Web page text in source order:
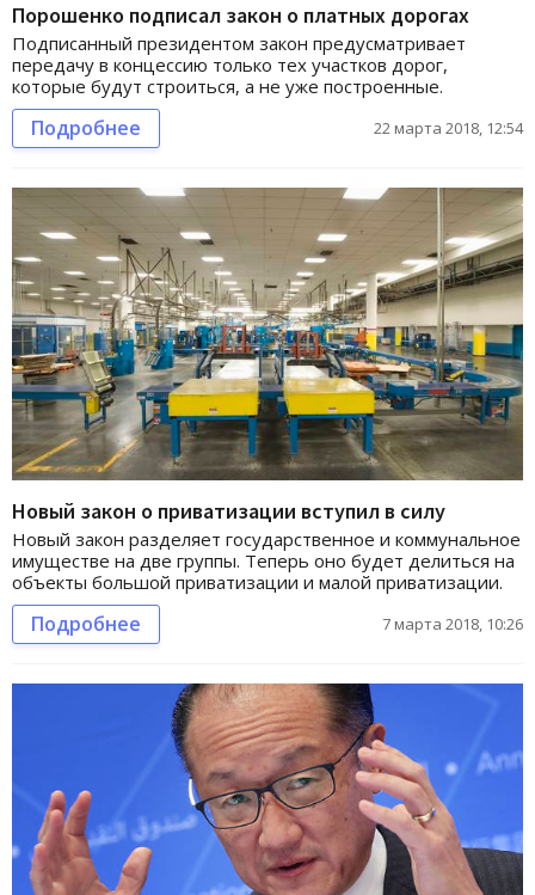
Порошенко подписал закон о платных дорогах
Подписанный президентом закон предусматривает
передачу в концессию только тех участков дорог,
которые будут строиться, а не уже построенные.
Подробнее 22 марта 2018, 12:54
Новый закон о приватизации вступил в силу
Новый закон разделяет государственное и коммунальное
имуществе на две группы. Теперь оно будет делиться на
объекты большой приватизации и малой приватизации.
Подробнее 7 марта 2018, 10:26